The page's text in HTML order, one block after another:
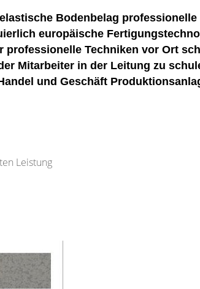
Bodenbelag
europäische
Techniken vor Ort
Mitarbeiter in der Leitung zu
und Geschäft
Leistung